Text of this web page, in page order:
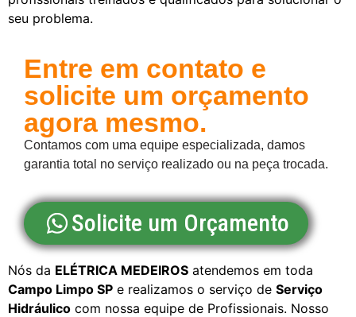
seu problema.
Entre em contato e
solicite um orçamento
agora mesmo.
Contamos com uma equipe especializada, damos
garantia total no serviço realizado ou na peça trocada.
Solicite um Orçamento
Nós da ELÉTRICA MEDEIROS atendemos em toda
Campo Limpo SP e realizamos o serviço de Serviço
Hidráulico com nossa equipe de Profissionais. Nosso